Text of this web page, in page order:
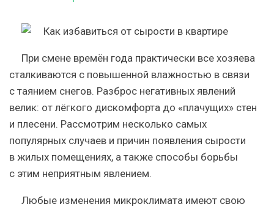
При смене времён года практически все хозяева
сталкиваются с повышенной влажностью в связи
с таянием снегов. Разброс негативных явлений
велик: от лёгкого дискомфорта до «плачущих» стен
и плесени. Рассмотрим несколько самых
популярных случаев и причин появления сырости
в жилых помещениях, а также способы борьбы
с этим неприятным явлением.
Любые изменения микроклимата имеют свою